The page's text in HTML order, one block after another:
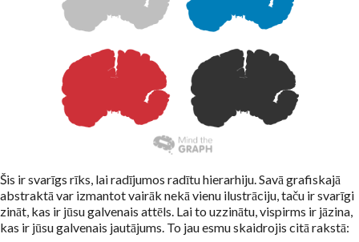
Šis ir svarīgs rīks, lai radījumos radītu hierarhiju. Savā grafiskajā
abstraktā var izmantot vairāk nekā vienu ilustrāciju, taču ir svarīgi
zināt, kas ir jūsu galvenais attēls. Lai to uzzinātu, vispirms ir jāzina,
kas ir jūsu galvenais jautājums. To jau esmu skaidrojis citā rakstā: